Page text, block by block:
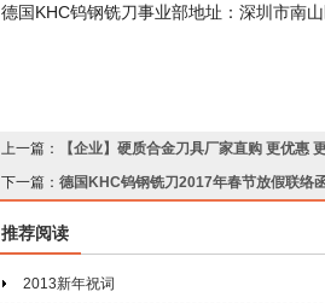
德国KHC钨钢铣刀事业部地址：深圳市南
上一篇：
【企业】硬质合金刀具厂家直购 更优惠
下一篇： 德国KHC钨钢铣刀2017年春节放假联络
推荐阅读
2013新年祝词